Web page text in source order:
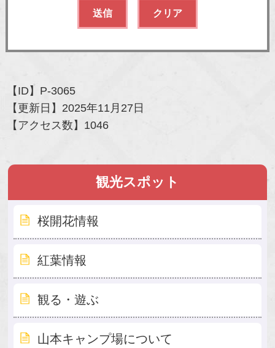
【ID】 P-3065
【更新日】 2025年11月27日
【アクセス数】 1046
観光スポット
桜開花情報
紅葉情報
観る・遊ぶ
山本キャンプ場について